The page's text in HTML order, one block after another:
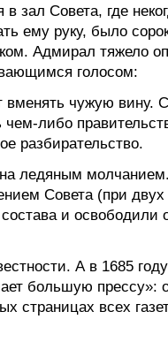
зал Совета, где
ему руку, было
Адмирал тяжело
голосом:
чужую вину.
чем-либо
разбирательство.
ледяным
Совета (при
и освободили
А в 1685
большую прессу»:
страницах всех